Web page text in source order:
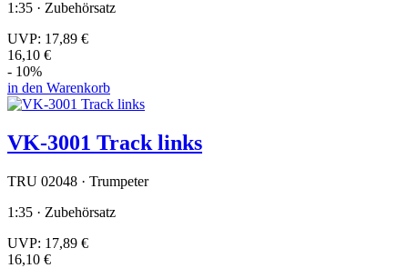
1:35 · Zubehörsatz
UVP: 17,89 €
16,10 €
- 10%
in den Warenkorb
VK-3001 Track links
TRU 02048 · Trumpeter
1:35 · Zubehörsatz
UVP: 17,89 €
16,10 €